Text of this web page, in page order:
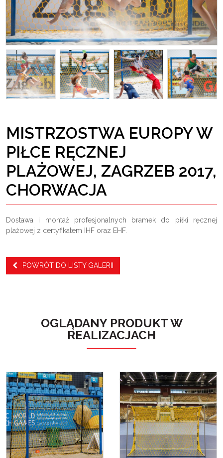
MISTRZOSTWA EUROPY W
PIŁCE RĘCZNEJ
PLAŻOWEJ, ZAGRZEB 2017,
CHORWACJA
Dostawa i montaż profesjonalnych bramek do piłki ręcznej
plażowej z certyfikatem IHF oraz EHF.
POWRÓT DO LISTY GALERII
OGLĄDANY PRODUKT W
REALIZACJACH